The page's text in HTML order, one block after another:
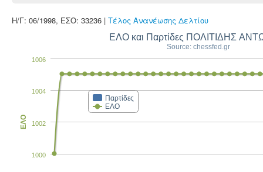
Η/Γ: 06/1998, ΕΣΟ: 33236 | Τέλος Ανανέωσης Δελτίου
ΕΛΟ και Παρτίδες ΠΟΛΙΤΙΔΗΣ
Source: chessfed.gr
Παρτίδες
ΕΛΟ
1000
1002
1004
1006
ΕΛΟ